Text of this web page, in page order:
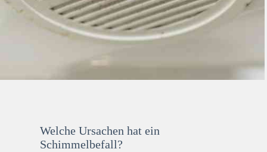
Welche Ursachen hat ein
Schimmelbefall?